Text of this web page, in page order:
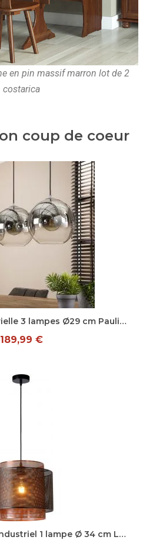
en pin massif marron lot de 2
costarica
coup de coeur
rapide Suspension industrielle 3 lampes Ø29 cm Pauline
189,99 €
rapide Suspension salon industriel 1 lampe Ø 34 cm Lucy